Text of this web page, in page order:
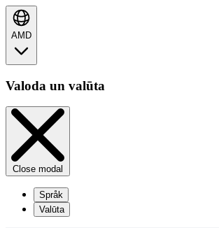
AMD
Valoda un valūta
Close modal
Språk
Valūta